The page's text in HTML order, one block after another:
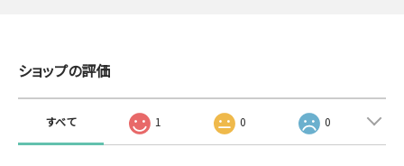
ショップの評価
すべて 1 0 0